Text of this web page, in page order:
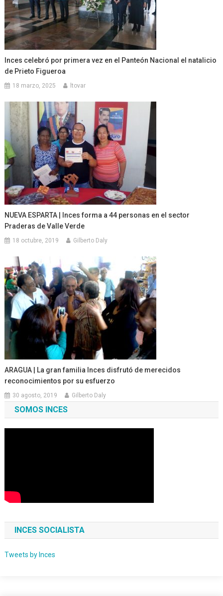
Inces celebró por primera vez en el Panteón Nacional el natalicio
de Prieto Figueroa
18 marzo, 2025 ltovar
NUEVA ESPARTA | Inces forma a 44 personas en el sector
Praderas de Valle Verde
18 octubre, 2019 Gilberto Daly
ARAGUA | La gran familia Inces disfrutó de merecidos
reconocimientos por su esfuerzo
30 agosto, 2019 Gilberto Daly
SOMOS INCES
INCES SOCIALISTA
Tweets by Inces